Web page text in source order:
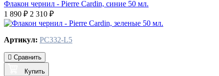
Флакон чернил - Pierre Cardin, синие 50 мл.
1 890 ₽ 2 310 ₽
Артикул: PC332-L5
Сравнить
Купить